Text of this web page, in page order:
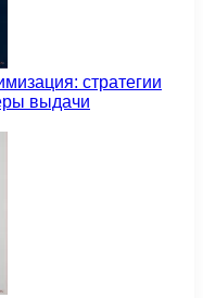
стратегии
выдачи